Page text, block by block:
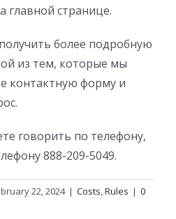
главной странице.
более подробную
из тем, которые мы
контактную форму и
говорить по телефону,
888-209-5049.
22, 2024 | Costs,Rules | 0